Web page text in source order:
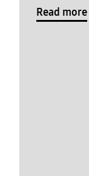
Read more